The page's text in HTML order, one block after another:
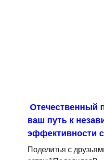
Отечественный
ваш путь к
эффективности
Поделитья с